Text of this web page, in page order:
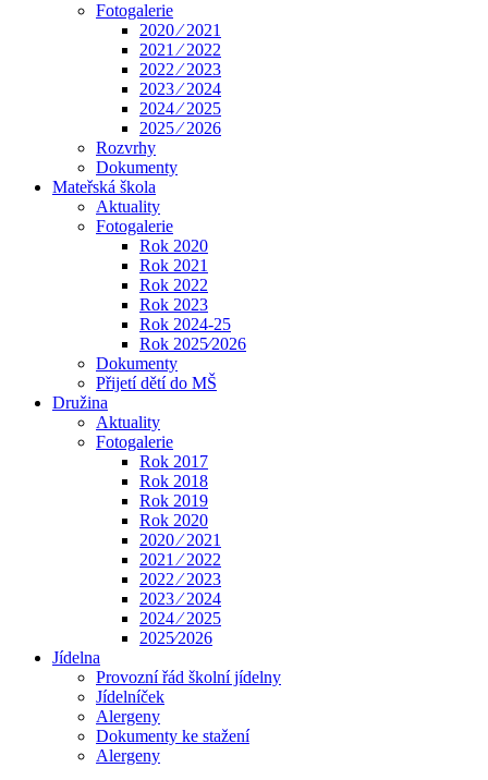
Fotogalerie
2020 ⁄ 2021
2021 ⁄ 2022
2022 ⁄ 2023
2023 ⁄ 2024
2024 ⁄ 2025
2025 ⁄ 2026
Rozvrhy
Dokumenty
Mateřská škola
Aktuality
Fotogalerie
Rok 2020
Rok 2021
Rok 2022
Rok 2023
Rok 2024-25
Rok 2025⁄2026
Dokumenty
Přijetí dětí do MŠ
Družina
Aktuality
Fotogalerie
Rok 2017
Rok 2018
Rok 2019
Rok 2020
2020 ⁄ 2021
2021 ⁄ 2022
2022 ⁄ 2023
2023 ⁄ 2024
2024 ⁄ 2025
2025⁄2026
Jídelna
Provozní řád školní jídelny
Jídelníček
Alergeny
Dokumenty ke stažení
Alergeny